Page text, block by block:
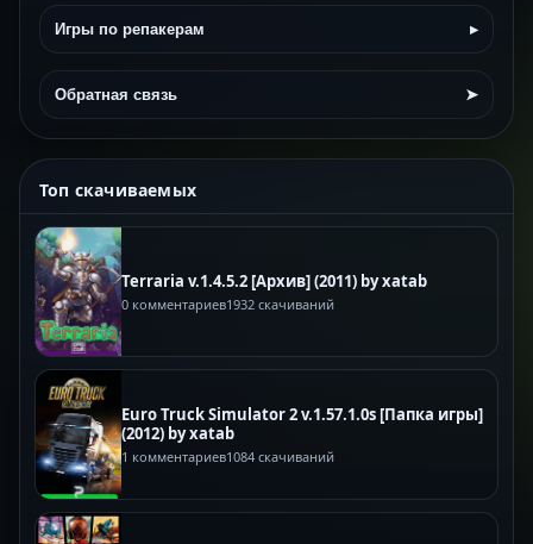
Игры по репакерам ▸
Обратная связь ➤
Топ скачиваемых
Terraria v.1.4.5.2 [Архив] (2011) by xatab
0 комментариев1932 скачиваний
Euro Truck Simulator 2 v.1.57.1.0s [Папка игры]
(2012) by xatab
1 комментариев1084 скачиваний